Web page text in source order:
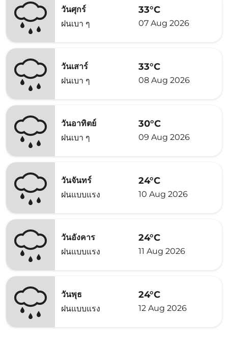
วันศุกร์
ฝนเบา ๆ
33°C
07 Aug 2026
วันเสาร์
ฝนเบา ๆ
33°C
08 Aug 2026
วันอาทิตย์
ฝนเบา ๆ
30°C
09 Aug 2026
วันจันทร์
ฝนแบบแรง
24°C
10 Aug 2026
วันอังคาร
ฝนแบบแรง
24°C
11 Aug 2026
วันพุธ
ฝนแบบแรง
24°C
12 Aug 2026